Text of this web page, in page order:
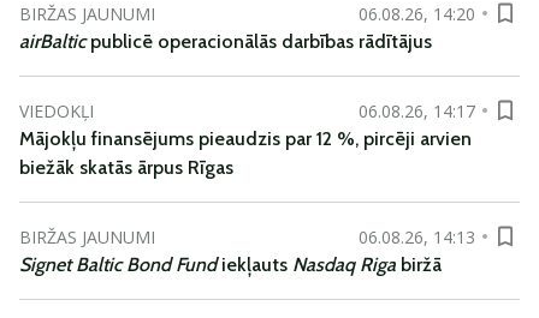
BIRŽAS JAUNUMI
06.08.26, 14:20
airBalticpublicē operacionālās darbības rādītājus
VIEDOKĻI
06.08.26, 14:17
Mājokļu finansējums pieaudzis par 12 %, pircēji arvien
biežāk skatās ārpus Rīgas
BIRŽAS JAUNUMI
06.08.26, 14:13
Signet Baltic Bond Fundiekļauts Nasdaq Riga biržā